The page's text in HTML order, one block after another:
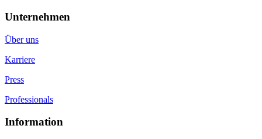
Unternehmen
Über uns
Karriere
Press
Professionals
Information